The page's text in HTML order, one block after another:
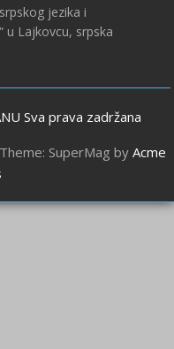
jezika i
u Lajkovcu, srpska
Sva prava zadržana
Theme: SuperMag by Acme